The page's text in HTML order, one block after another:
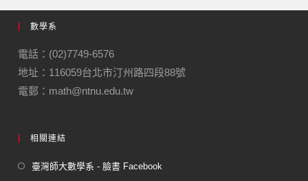
e
b
o
o
k
gr
m
數學系
電話：(02)7749-6576
地址：116059台北市汀州路四段88號
電郵：math@ntnu.edu.tw
相關連結
臺灣師大數學系 - 臉書 Facebook